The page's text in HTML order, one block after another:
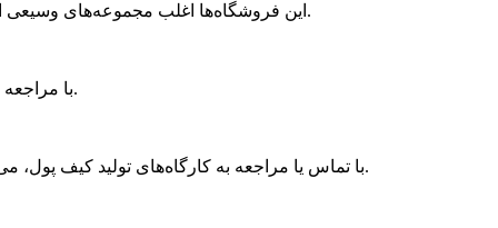
این فروشگاه‌ها اغلب مجموعه‌های وسیعی از کیف پول‌های چرم دست دوز زنانه را در مدل‌ها و طرح‌های مختلف ارائه می‌دهند؛ همچنین، می‌توانید به فروشگاه‌های فیزیکی مراجعه کنید.
با مراجعه به این فروشگاه‌ها می‌توانید کیفیت چرم و دوخت کیف پول را به صورت مستقیم بررسی کنید و با کمک فروشنده، انتخاب بهتری داشته باشید.
با تماس یا مراجعه به کارگاه‌های تولید کیف پول، می‌توانید در مورد نحوه سفارش‌دهی و طراحی دلخواهتان صحبت کنید و یک کیف پول چرم دست دوز شیک و بر پایه سلیقه خودتان دریافت کنید.